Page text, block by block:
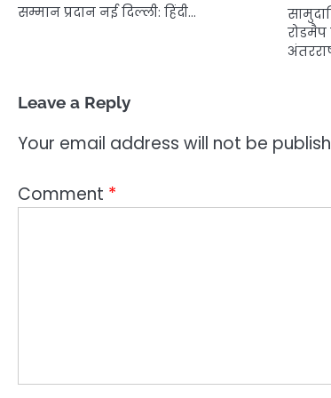
सम्मान प्रदान नई दिल्ली: हिंदी…
Leave a Reply
Your email address will not be
Comment *